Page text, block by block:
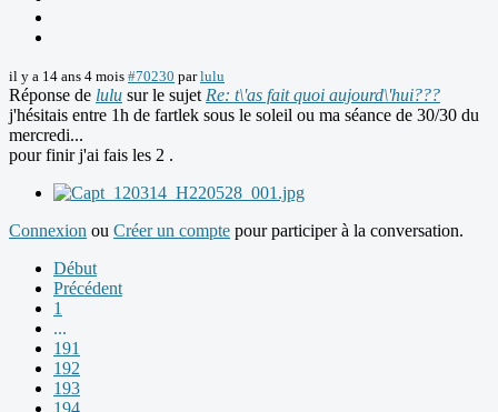
il y a 14 ans 4 mois #70230 parlulu
Réponse de lulu sur le sujet Re: t\'as fait quoi aujourd\'hui???
j'hésitais entre 1h de fartlek sous le soleil ou ma séance de 30/30 du
mercredi...
pour finir j'ai fais les 2 .
Connexion ou Créer un compte pour participer à la conversation.
Début
Précédent
1
...
191
192
193
194